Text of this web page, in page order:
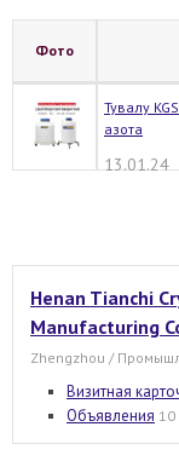
Фото
Тувалу
азота
13.01.24
Henan Tianchi
Manufacturing
Zhengzhou /
Визитная
Объявления 10